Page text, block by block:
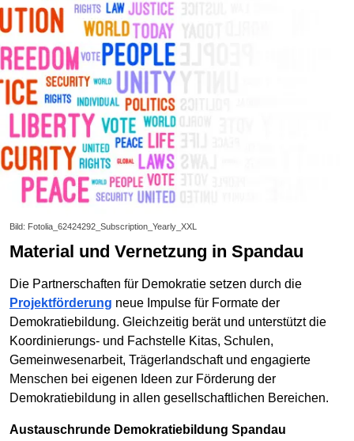
Bild: Fotolia_62424292_Subscription_Yearly_XXL
Material und Vernetzung in Spandau
Die Partnerschaften für Demokratie setzen durch die
Projektförderung neue Impulse für Formate der
Demokratiebildung. Gleichzeitig berät und unterstützt die
Koordinierungs- und Fachstelle Kitas, Schulen,
Gemeinwesenarbeit, Trägerlandschaft und engagierte
Menschen bei eigenen Ideen zur Förderung der
Demokratiebildung in allen gesellschaftlichen Bereichen.
Austauschrunde Demokratiebildung Spandau